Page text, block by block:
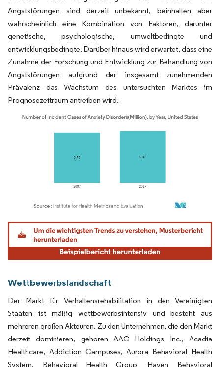
Angststörungen sind derzeit unbekannt, beinhalten aber
wahrscheinlich eine Kombination von Faktoren, darunter
genetische, psychologische, umweltbedingte und
entwicklungsbedingte. Darüber hinaus wird erwartet, dass eine
Zunahme der Forschung und Entwicklung zur Behandlung von
Angststörungen aufgrund der insgesamt zunehmenden
Prävalenz das Wachstum des untersuchten Marktes im
Prognosezeitraum antreiben wird.
Bild © Mordor Intelligence. Wiederverwendung erfordert Namensnennung gemäß
Wettbewerbslandschaft
Der Markt für Verhaltensrehabilitation in den Vereinigten
Staaten ist mäßig wettbewerbsintensiv und besteht aus
mehreren großen Akteuren. Zu den Unternehmen, die den Markt
derzeit dominieren, gehören AAC Holdings Inc., Acadia
Healthcare, Addiction Campuses, Aurora Behavioral Health
System, Behavioral Health Group, Haven Behavioral